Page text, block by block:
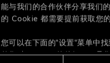
能与我们的合作伙伴分享我们
的 Cookie 都需要提前获取您的
您可以在下面的"设置"菜单中
整您对 Cookie 的偏好。一旦